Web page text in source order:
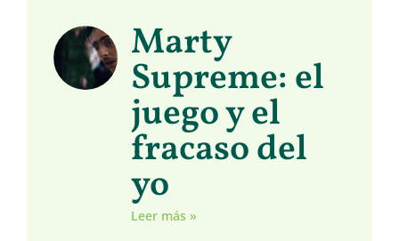
Marty
Supreme: el
juego y el
fracaso del
yo
Leer más »